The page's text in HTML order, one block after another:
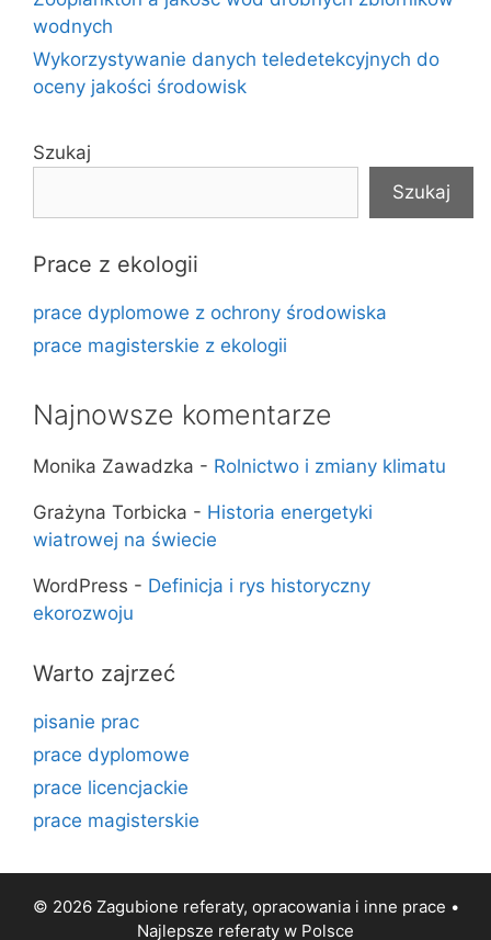
wodnych
Wykorzystywanie danych teledetekcyjnych do
oceny jakości środowisk
Szukaj
Szukaj
Prace z ekologii
prace dyplomowe z ochrony środowiska
prace magisterskie z ekologii
Najnowsze komentarze
Monika Zawadzka - Rolnictwo i zmiany klimatu
Grażyna Torbicka - Historia energetyki
wiatrowej na świecie
WordPress - Definicja i rys historyczny
ekorozwoju
Warto zajrzeć
pisanie prac
prace dyplomowe
prace licencjackie
prace magisterskie
© 2026 Zagubione referaty, opracowania i inne prace •
Najlepsze referaty w Polsce